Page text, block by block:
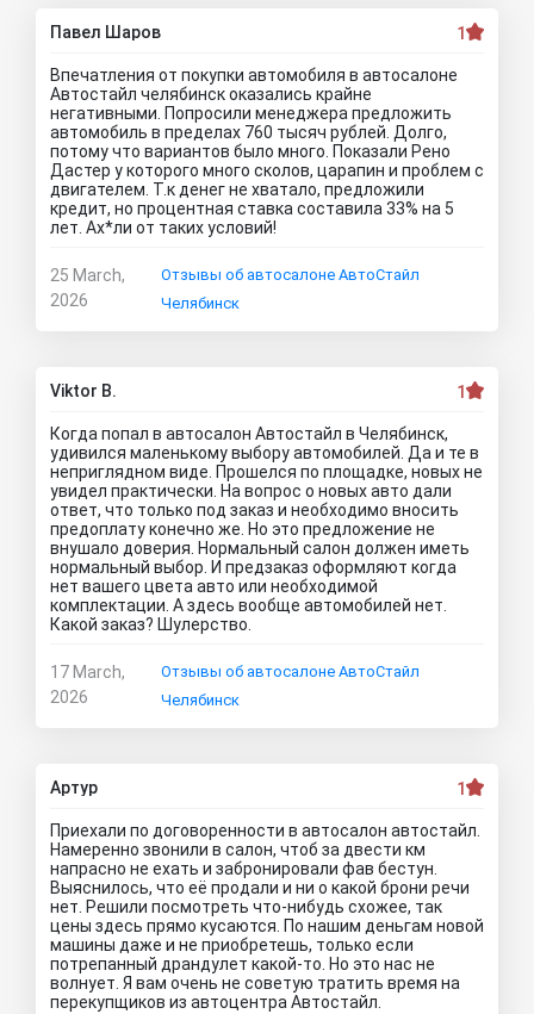
Павел Шаров 1
Впечатления от покупки автомобиля в автосалоне
Автостайл челябинск оказались крайне
негативными. Попросили менеджера предложить
автомобиль в пределах 760 тысяч рублей. Долго,
потому что вариантов было много. Показали Рено
Дастер у которого много сколов, царапин и проблем с
двигателем. Т.к денег не хватало, предложили
кредит, но процентная ставка составила 33% на 5
лет. Ах*ли от таких условий!
25 March,
2026
Отзывы об автосалоне АвтоСтайл
Челябинск
Viktor B. 1
Когда попал в автосалон Автостайл в Челябинск,
удивился маленькому выбору автомобилей. Да и те в
неприглядном виде. Прошелся по площадке, новых не
увидел практически. На вопрос о новых авто дали
ответ, что только под заказ и необходимо вносить
предоплату конечно же. Но это предложение не
внушало доверия. Нормальный салон должен иметь
нормальный выбор. И предзаказ оформляют когда
нет вашего цвета авто или необходимой
комплектации. А здесь вообще автомобилей нет.
Какой заказ? Шулерство.
17 March,
2026
Отзывы об автосалоне АвтоСтайл
Челябинск
Артур 1
Приехали по договоренности в автосалон автостайл.
Намеренно звонили в салон, чтоб за двести км
напрасно не ехать и забронировали фав бестун.
Выяснилось, что её продали и ни о какой брони речи
нет. Решили посмотреть что-нибудь схожее, так
цены здесь прямо кусаются. По нашим деньгам новой
машины даже и не приобретешь, только если
потрепанный драндулет какой-то. Но это нас не
волнует. Я вам очень не советую тратить время на
перекупщиков из автоцентра Автостайл.